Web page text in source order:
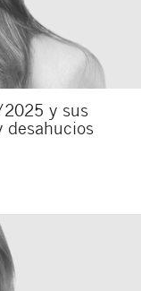
y sus
desahucios